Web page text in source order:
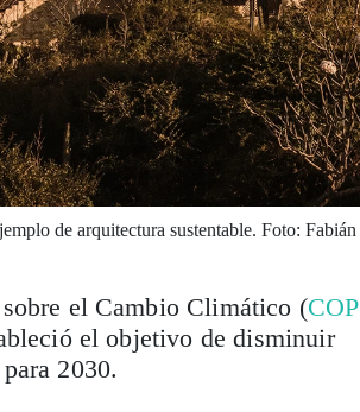
de arquitectura sustentable. Foto: Fabián
el Cambio Climático (COP
el objetivo de disminuir
2030.